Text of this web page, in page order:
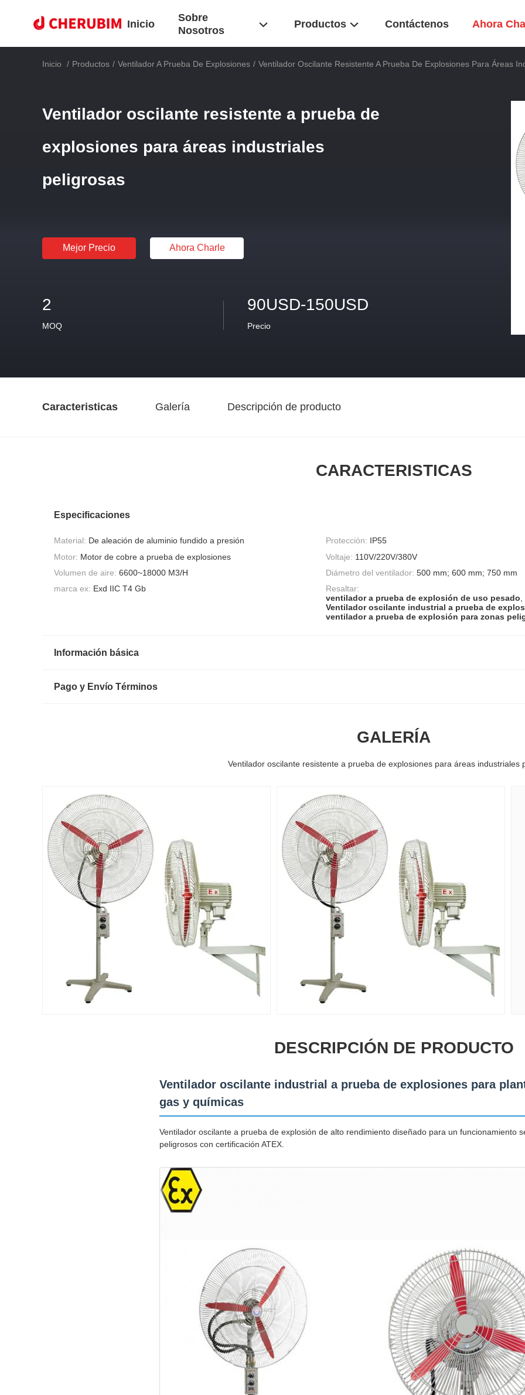
Inicio
Sobre
Nosotros
Productos Contáctenos Ahora
Inicio / Productos / Ventilador A Prueba De Explosiones / Ventilador Oscilante Resistente A Prueba De Explosiones Para Áreas
Ventilador oscilante resistente a prueba de
explosiones para áreas industriales
peligrosas
Mejor Precio Ahora Charle
2
MOQ
90USD-150USD
Precio
Caracteristicas Galería Descripción de producto
CARACTERISTICAS
Especificaciones
Material: De aleación de aluminio fundido a presión Protección: IP55
Motor: Motor de cobre a prueba de explosiones Voltaje: 110V/220V/380V
Volumen de aire: 6600~18000 M3/H Diámetro del ventilador: 500 mm; 600 mm; 750 mm
marca ex: Exd IIC T4 Gb
Resaltar:
ventilador a prueba de explosión de uso pesado
Ventilador oscilante industrial a prueba de
ventilador a prueba de explosión para zonas
Información básica
Pago y Envío Términos
GALERÍA
Ventilador oscilante resistente a prueba de explosiones para áreas industriales
DESCRIPCIÓN DE PRODUCTO
Ventilador oscilante industrial a prueba de explosiones para
gas y químicas
Ventilador oscilante a prueba de explosión de alto rendimiento diseñado para un funcionamiento
peligrosos con certificación ATEX.